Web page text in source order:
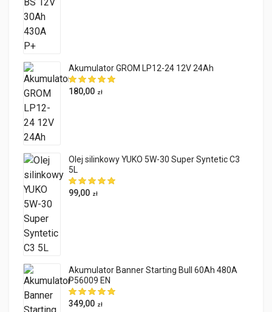
Akumulator GROM LP12-24 12V 24Ah
180,00 zł
Olej silinkowy YUKO 5W-30 Super Syntetic C3
5L
99,00 zł
Akumulator Banner Starting Bull 60Ah 480A
P56009 EN
349,00 zł